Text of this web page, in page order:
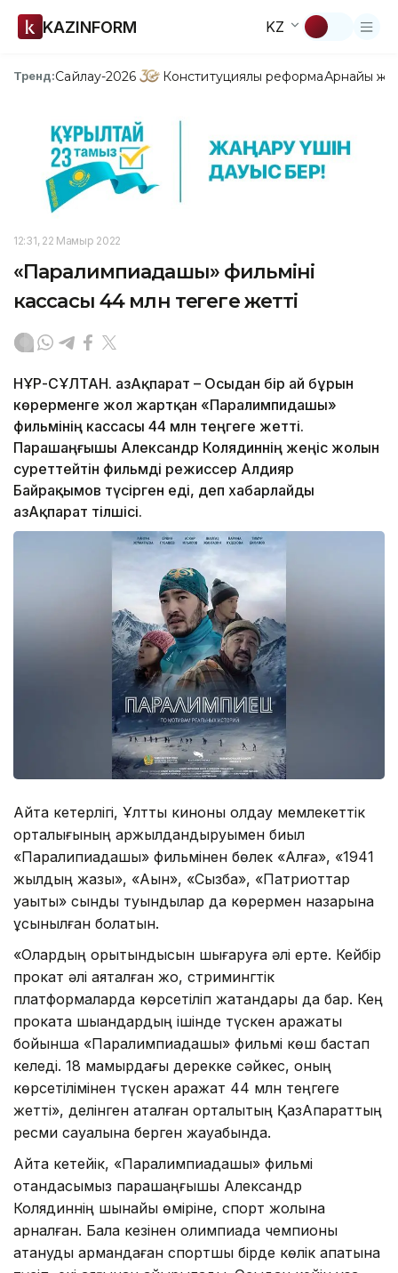
KAZINFORM KZ
Тренд:Сайлау-2026 Конституциялық реформаАрнайы
12:31, 22 Мамыр 2022
«Паралимпиадашы» фильмінің
кассасы 44 млн теңгеге жетті
НҰР-СҰЛТАН. ҚазАқпарат – Осыдан бір ай бұрын
көрерменге жол жартқан «Паралимпидашы»
фильмінің кассасы 44 млн теңгеге жетті.
Парашаңғышы Александр Колядиннің жеңіс жолын
суреттейтін фильмді режиссер Алдияр
Байрақымов түсірген еді, деп хабарлайды
ҚазАқпарат тілшісі.
Айта кетерлігі, Ұлттық киноны қолдау мемлекеттік
орталығының қаржылдандыруымен биыл
«Паралипиадашы» фильмінен бөлек «Алға», «1941
жылдың жазы», «Ақын», «Сызба», «Патриоттар
уақыты» сынды туындылар да көрермен назарына
ұсынылған болатын.
«Олардың қорытындысын шығаруға әлі ерте. Кейбір
прокат әлі аяқталған жоқ, стримингтік
платформаларда көрсетіліп жатқандары да бар. Кең
прокатқа шыққандардың ішінде түскен қаражаты
бойынша «Паралимпиадашы» фильмі көш бастап
келеді. 18 мамырдағы дерекке сәйкес, оның
көрсетілімінен түскен қаражат 44 млн теңгеге
жетті», делінген аталған орталықтың ҚазАқпараттың
ресми сауалына берген жауабында.
Айта кетейік, «Паралимпиадашы» фильмі
отандасымыз парашаңғышы Александр
Колядиннің шынайы өміріне, спорт жолына
арналған. Бала кезінен олимпиада чемпионы
атануды армандаған спортшы бірде көлік апатына